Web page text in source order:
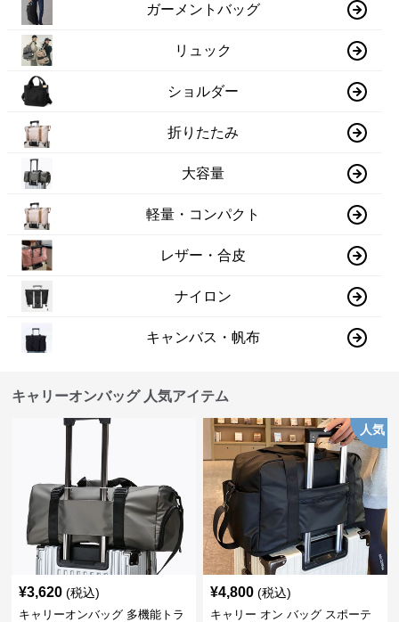
ガーメントバッグ
リュック
ショルダー
折りたたみ
大容量
軽量・コンパクト
レザー・合皮
ナイロン
キャンバス・帆布
キャリーオンバッグ 人気アイテム
¥3,620 (税込)
キャリーオンバッグ 多機能トラ
人気
¥4,800 (税込)
キャリー オン バッグ スポーテ